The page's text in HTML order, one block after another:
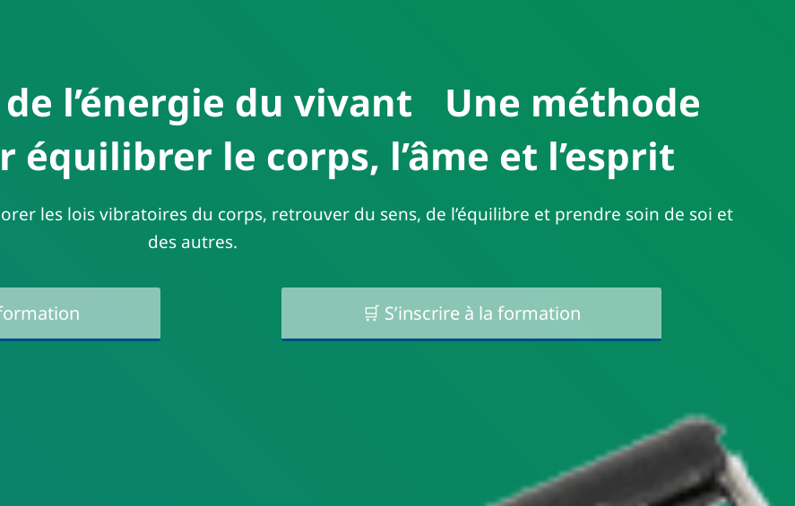
l’énergie du vivant Une méthode
le corps, l’âme et l’esprit
les lois vibratoires du corps, retrouver du sens, de l’équilibre et prendre soin de soi et
des autres.
🛒 S’inscrire à la formation